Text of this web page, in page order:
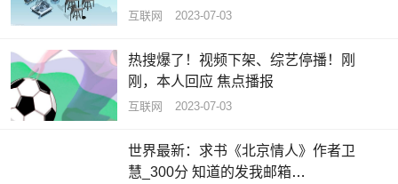
互联网 2023-07-03
热搜爆了！视频下架、综艺停播！刚
刚，本人回应 焦点播报
互联网 2023-07-03
世界最新：求书《北京情人》作者卫
慧_300分 知道的发我邮箱